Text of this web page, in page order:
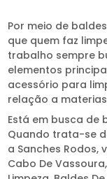
Por meio de
que quem faz
trabalho sempre
elementos
acessório para
relação a
Está em busca de
Quando trata-se
a Sanches
Cabo De